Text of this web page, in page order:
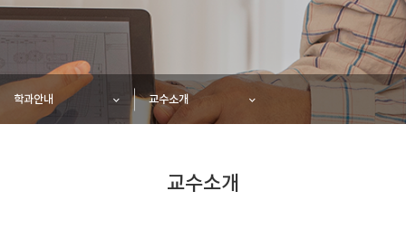
학과안내 교수소개
교수소개